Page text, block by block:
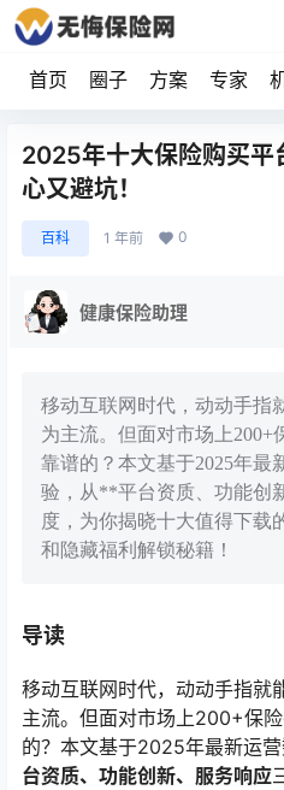
首页 圈子 方案 专家
2025年十大保险购买
心又避坑！
百科 1 年前 0
健康保险助理
移动互联网时代，动动手指
为主流。但面对市场上200+
靠谱的？本文基于2025年最
验，从**平台资质、功能创
度，为你揭晓十大值得下载
和隐藏福利解锁秘籍！
导读
移动互联网时代，动动手指就
主流。但面对市场上200+保
的？本文基于2025年最新运
台资质、功能创新、服务响应